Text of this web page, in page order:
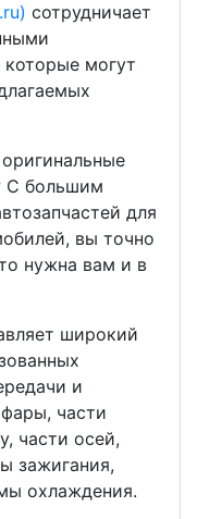
сотрудничает
могут
С большим
для
вы точно
нужна вам и в
широкий
и
части
части осей,
зажигания,
охлаждения.